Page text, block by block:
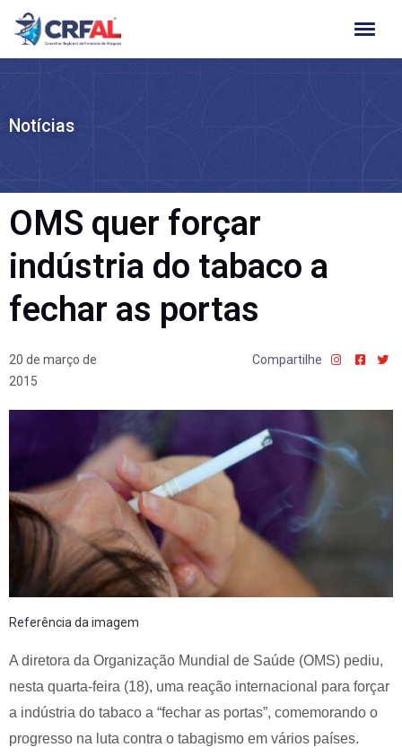
Ir
para
Notícias
OMS quer forçar
indústria do tabaco a
fechar as portas
20 de março de
2015
Compartilhe
Referência da imagem
A diretora da Organização Mundial de Saúde (OMS) pediu,
nesta quarta-feira (18), uma reação internacional para forçar
a indústria do tabaco a “fechar as portas”, comemorando o
progresso na luta contra o tabagismo em vários países.